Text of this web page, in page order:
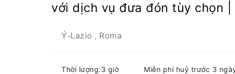
với dịch vụ đưa đón tùy chọn |
Ý-Lazio , Roma
Thời lượng:3 giờ Miễn phí huỷ trước 3